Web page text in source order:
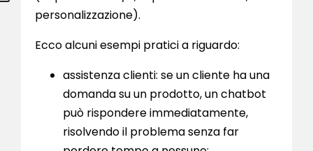
personalizzazione).
Ecco alcuni esempi pratici a riguardo:
assistenza clienti: se un cliente ha una
domanda su un prodotto, un chatbot
può rispondere immediatamente,
risolvendo il problema senza far